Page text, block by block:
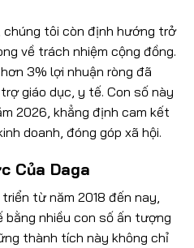
chúng tôi còn định hướng trở
về trách nhiệm cộng đồng.
3% lợi nhuận ròng đã
giáo dục, y tế. Con số này
2026, khẳng định cam kết
doanh, đóng góp xã hội.
Của Daga
từ năm 2018 đến nay,
bằng nhiều con số ấn tượng
thành tích này không chỉ